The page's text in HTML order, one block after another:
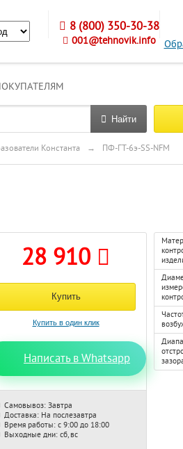
8 (800) 350-30-38
001@tehnovik.info
Найти
Константа → ПФ-ГТ-6э-SS-NFM
28 910
Написать в Whatsapp
Самовывоз: Завтра
Доставка: На послезавтра
Время работы: с 9:00 до 18:00
Выходные дни: сб, вс